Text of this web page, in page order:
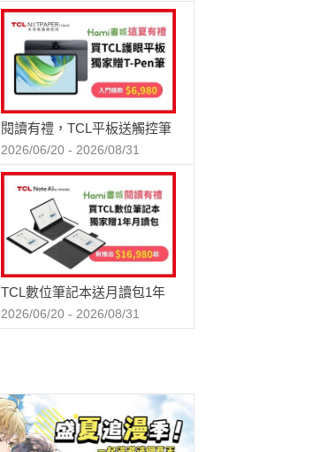
閱讀有禮，TCL平板送觸控筆
2026/06/20 - 2026/08/31
TCL數位筆記本送月讀包1年
2026/06/20 - 2026/08/31